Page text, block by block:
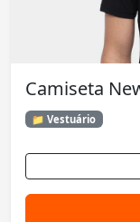
Camiseta
📁 Vestuário